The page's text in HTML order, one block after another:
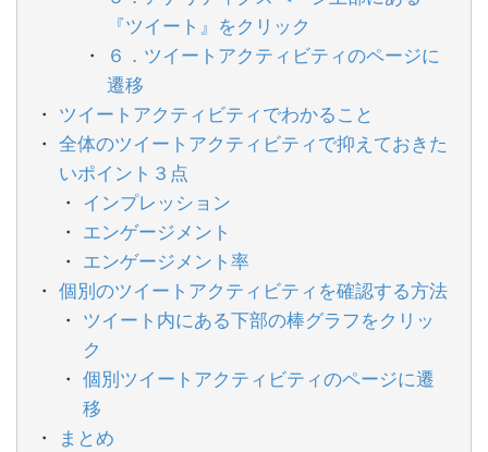
『ツイート』をクリック
６．ツイートアクティビティのページに
遷移
ツイートアクティビティでわかること
全体のツイートアクティビティで抑えておきた
いポイント３点
インプレッション
エンゲージメント
エンゲージメント率
個別のツイートアクティビティを確認する方法
ツイート内にある下部の棒グラフをクリッ
ク
個別ツイートアクティビティのページに遷
移
まとめ